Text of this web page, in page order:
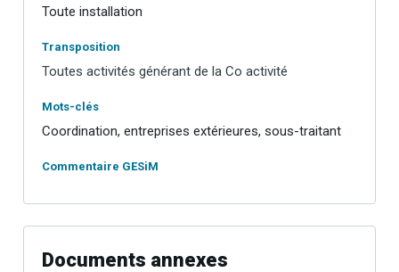
Toute installation
Transposition
Toutes activités générant de la Co activité
Mots-clés
Coordination, entreprises extérieures, sous-traitant
Commentaire GESiM
Documents annexes